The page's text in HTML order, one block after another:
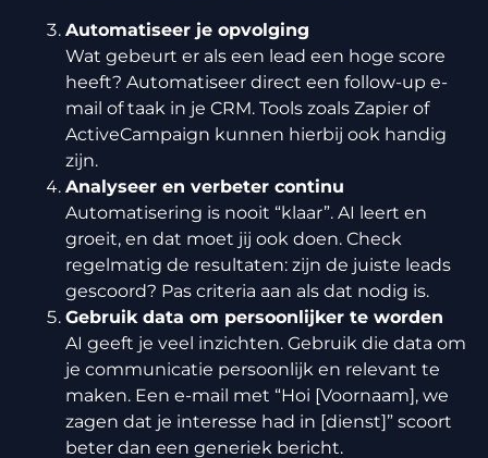
Automatiseer je opvolging
Wat gebeurt er als een lead een hoge score
heeft? Automatiseer direct een follow-up e-
mail of taak in je CRM. Tools zoals Zapier of
ActiveCampaign kunnen hierbij ook handig
zijn.
Analyseer en verbeter continu
Automatisering is nooit “klaar”. AI leert en
groeit, en dat moet jij ook doen. Check
regelmatig de resultaten: zijn de juiste leads
gescoord? Pas criteria aan als dat nodig is.
Gebruik data om persoonlijker te worden
AI geeft je veel inzichten. Gebruik die data om
je communicatie persoonlijk en relevant te
maken. Een e-mail met “Hoi [Voornaam], we
zagen dat je interesse had in [dienst]” scoort
beter dan een generiek bericht.